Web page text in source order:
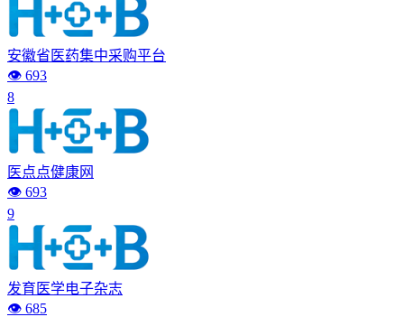
安徽省医药集中采购平台
👁️ 693
8
医点点健康网
👁️ 693
9
发育医学电子杂志
👁️ 685